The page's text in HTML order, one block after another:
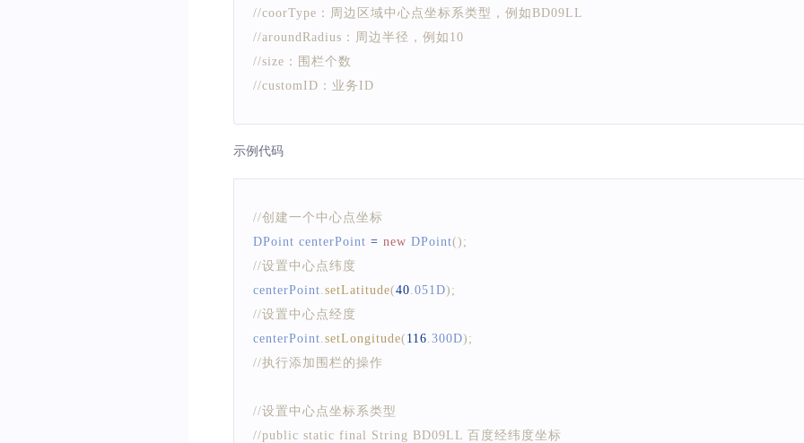
//coorType：周边区域中心点坐标系类型，例如BD09LL
//aroundRadius：周边半径，例如10
//size：围栏个数
//customID：业务ID
示例代码
//创建一个中心点坐标
DPoint centerPoint = new DPoint() ;
//设置中心点纬度
centerPoint setLatitude(40 051D) ;
//设置中心点经度
centerPoint setLongitude( 116 300D) ;
//执行添加围栏的操作
//设置中心点坐标系类型
//public static final String BD09LL 百度经纬度坐标